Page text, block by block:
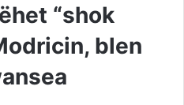
“shok
blen